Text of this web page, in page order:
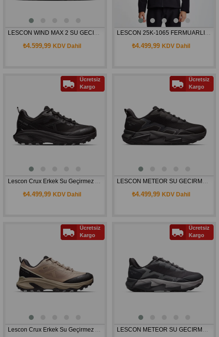
LESCON WIND MAX 2 SU GECIRMEZ AYAKKABI 25KAE00WIMAM
₺4.599,99 KDV Dahil ₺4.499,99 KDV Dahil
₺4.499,99 KDV Dahil
Ücretsiz
Kargo
₺4.499,99 KDV Dahil
Ücretsiz
Kargo
Ücretsiz
Kargo
Ücretsiz
Kargo